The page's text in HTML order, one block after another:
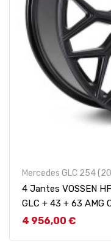
Mercedes GLC 254
4 Jantes VOSSEN
GLC + 43 + 63 AMG
Prix
4 956,00 €